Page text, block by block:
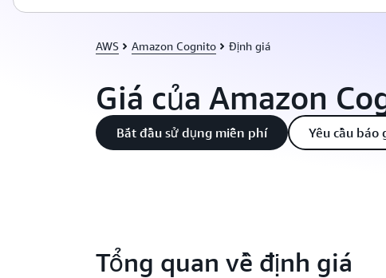
AWS Amazon Cognito Định giá
Giá của Amazon
Bắt đầu sử dụng miễn phí Yêu cầu báo
Tổng quan về định giá